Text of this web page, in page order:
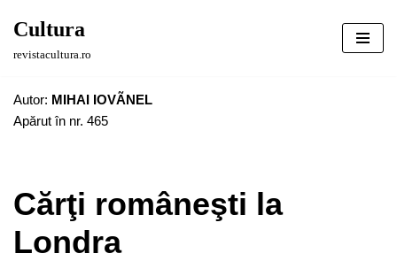
Sari
Cultura
revistacultura.ro
Autor: MIHAI IOVÃNEL
Apărut în nr. 465
Cărţi româneşti la
Londra